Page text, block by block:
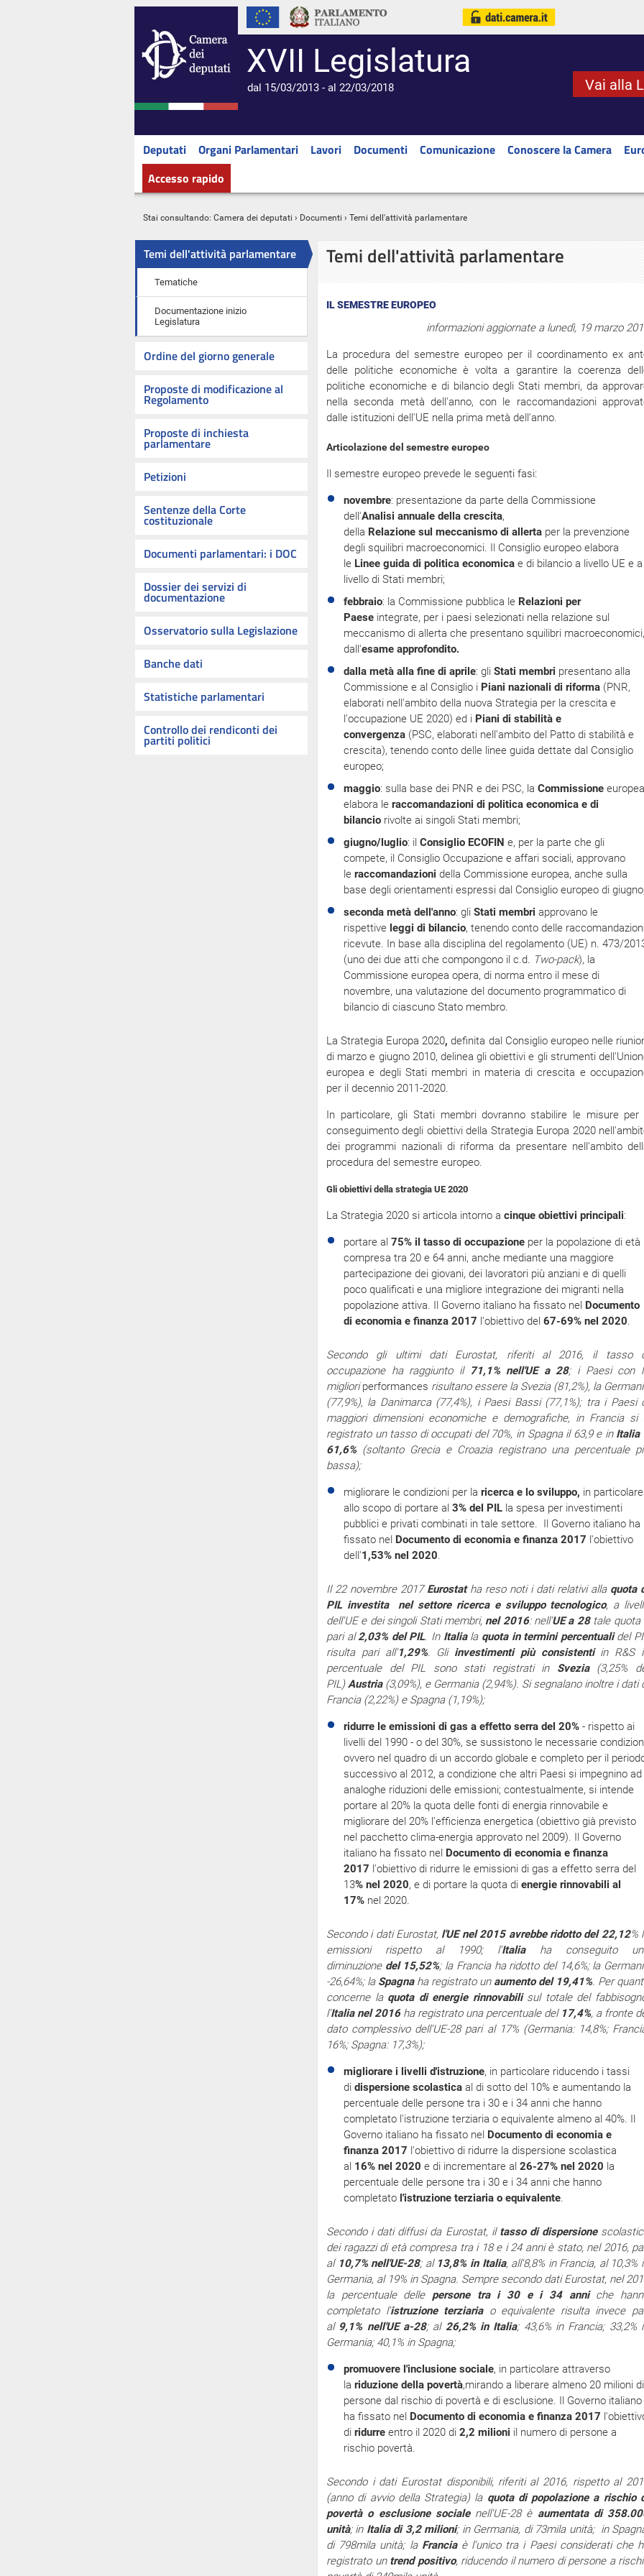
XVII Legislatura
dal 15/03/2013 - al 22/03/2018 Vai alla
Deputati Organi Parlamentari Lavori Documenti Comunicazione Conoscere la Camera
Accesso rapido
Stai consultando: Camera dei deputati › Documenti › Temi dell'attività parlamentare
Temi dell'attività parlamentare
Tematiche
Documentazione inizio
Legislatura
Ordine del giorno generale
Proposte di modificazione al
Regolamento
Proposte di inchiesta
parlamentare
Petizioni
Sentenze della Corte
costituzionale
Documenti parlamentari: i DOC
Dossier dei servizi di
documentazione
Osservatorio sulla Legislazione
Banche dati
Statistiche parlamentari
Controllo dei rendiconti dei
partiti politici
Temi dell'attività parlamentare
IL SEMESTRE EUROPEO
informazioni aggiornate a lunedì, 19 marzo
La procedura del semestre europeo per il coordinamento ex
delle politiche economiche è volta a garantire la coerenza
politiche economiche e di bilancio degli Stati membri, da
nella seconda metà dell'anno, con le raccomandazioni
dalle istituzioni dell'UE nella prima metà dell'anno.
Articolazione del semestre europeo
Il semestre europeo prevede le seguenti fasi:
novembre: presentazione da parte della Commissione
dell'Analisi annuale della crescita,
della Relazione sul meccanismo di allerta per la prevenzione
degli squilibri macroeconomici. Il Consiglio europeo elabora
le Linee guida di politica economica e di bilancio a livello UE e a
livello di Stati membri;
febbraio: la Commissione pubblica le Relazioni per
Paese integrate, per i paesi selezionati nella relazione sul
meccanismo di allerta che presentano squilibri macroeconomici,
dall'esame approfondito.
dalla metà alla fine di aprile: gli Stati membri presentano alla
Commissione e al Consiglio i Piani nazionali di riforma (PNR,
elaborati nell'ambito della nuova Strategia per la crescita e
l'occupazione UE 2020) ed i Piani di stabilità e
convergenza (PSC, elaborati nell'ambito del Patto di stabilità e
crescita), tenendo conto delle linee guida dettate dal Consiglio
europeo;
maggio: sulla base dei PNR e dei PSC, la Commissione europea
elabora le raccomandazioni di politica economica e di
bilancio rivolte ai singoli Stati membri;
giugno/luglio: il Consiglio ECOFIN e, per la parte che gli
compete, il Consiglio Occupazione e affari sociali, approvano
le raccomandazioni della Commissione europea, anche sulla
base degli orientamenti espressi dal Consiglio europeo di giugno;
seconda metà dell'anno: gli Stati membri approvano le
rispettive leggi di bilancio, tenendo conto delle
ricevute. In base alla disciplina del regolamento (UE) n. 473/
(uno dei due atti che compongono il c.d. Two-pack), la
Commissione europea opera, di norma entro il mese di
novembre, una valutazione del documento programmatico di
bilancio di ciascuno Stato membro.
La Strategia Europa 2020, definita dal Consiglio europeo nelle
di marzo e giugno 2010, delinea gli obiettivi e gli strumenti
europea e degli Stati membri in materia di crescita e
per il decennio 2011-2020.
In particolare, gli Stati membri dovranno stabilire le misure per
conseguimento degli obiettivi della Strategia Europa 2020
dei programmi nazionali di riforma da presentare nell'ambito
procedura del semestre europeo.
Gli obiettivi della strategia UE 2020
La Strategia 2020 si articola intorno a cinque obiettivi principali:
portare al 75% il tasso di occupazione per la popolazione di età
compresa tra 20 e 64 anni, anche mediante una maggiore
partecipazione dei giovani, dei lavoratori più anziani e di quelli
poco qualificati e una migliore integrazione dei migranti nella
popolazione attiva. Il Governo italiano ha fissato nel Documento
di economia e finanza 2017 l'obiettivo del 67-69% nel 2020.
Secondo gli ultimi dati Eurostat, riferiti al 2016, il tasso
occupazione ha raggiunto il 71,1% nell'UE a 28; i Paesi con
miglioriperformances risultano essere la Svezia (81,2%), la
(77,9%), la Danimarca (77,4%), i Paesi Bassi (77,1%); tra i Paesi
maggiori dimensioni economiche e demografiche, in Francia si
registrato un tasso di occupati del 70%, in Spagna il 63,9 e in Italia
61,6% (soltanto Grecia e Croazia registrano una percentuale
bassa);
migliorare le condizioni per la ricerca e lo sviluppo, in particolare
allo scopo di portare al 3% del PIL la spesa per investimenti
pubblici e privati combinati in tale settore. Il Governo italiano ha
fissato nel Documento di economia e finanza 2017 l'obiettivo
dell'1,53% nel 2020.
Il 22 novembre 2017 Eurostat ha reso noti i dati relativi alla quota
PIL investita nel settore ricerca e sviluppo tecnologico, a
dell'UE e dei singoli Stati membri, nel 2016: nell'UE a 28tale quota
pari al2,03% del PIL. In Italia la quota in termini percentualidel
risulta pari all'1,29%. Gli investimenti più consistentiin R&S
percentuale del PIL sono stati registrati in Svezia (3,25%
PIL) Austria (3,09%), e Germania (2,94%). Si segnalano inoltre i dati
Francia (2,22%) e Spagna (1,19%);
ridurre le emissioni di gas a effetto serra del 20% - rispetto ai
livelli del 1990 - o del 30%, se sussistono le necessarie
ovvero nel quadro di un accordo globale e completo per il
successivo al 2012, a condizione che altri Paesi si impegnino ad
analoghe riduzioni delle emissioni; contestualmente, si intende
portare al 20% la quota delle fonti di energia rinnovabile e
migliorare del 20% l'efficienza energetica (obiettivo già previsto
nel pacchetto clima-energia approvato nel 2009). Il Governo
italiano ha fissato nel Documento di economia e finanza
2017 l'obiettivo di ridurre le emissioni di gas a effetto serra del
13% nel 2020, e di portare la quota di energie rinnovabili al
17% nel 2020.
Secondo i dati Eurostat, l'UE nel 2015 avrebbe ridotto del 22,12%
emissioni rispetto al 1990; l'Italia ha conseguito
diminuzione del15,52%; la Francia ha ridotto del 14,6%; la
-26,64%; la Spagna ha registrato un aumento del 19,41%. Per
concerne la quota di energie rinnovabilisul totale del
l'Italia nel 2016 ha registrato una percentuale del 17,4%, a fronte
dato complessivo dell'UE-28 pari al 17% (Germania: 14,8%;
16%; Spagna: 17,3%);
migliorare i livelli d'istruzione, in particolare riducendo i tassi
di dispersione scolastica al di sotto del 10% e aumentando la
percentuale delle persone tra i 30 e i 34 anni che hanno
completato l'istruzione terziaria o equivalente almeno al 40%. Il
Governo italiano ha fissato nel Documento di economia e
finanza 2017 l'obiettivo di ridurre la dispersione scolastica
al 16% nel 2020 e di incrementare al 26-27% nel 2020 la
percentuale delle persone tra i 30 e i 34 anni che hanno
completato l'istruzione terziaria o equivalente.
Secondo i dati diffusi da Eurostat, il tasso di dispersione
dei ragazzi di età compresa tra i 18 e i 24 anni è stato, nel 2016,
al 10,7% nell'UE-28; al 13,8% in Italia, all'8,8% in Francia, al 10,3%
Germania, al 19% in Spagna. Sempre secondo dati Eurostat, nel
la percentuale delle persone tra i 30 e i 34 anni che
completato l'istruzione terziariao equivalente risulta invece
al 9,1% nell'UE a-28; al 26,2% in Italia; 43,6% in Francia; 33,2%
Germania; 40,1% in Spagna;
promuovere l'inclusione sociale, in particolare attraverso
la riduzione della povertà,mirando a liberare almeno 20 milioni di
persone dal rischio di povertà e di esclusione. Il Governo italiano
ha fissato nel Documento di economia e finanza 2017
di ridurre entro il 2020 di 2,2 milioni il numero di persone a
rischio povertà.
Secondo i dati Eurostat disponibili, riferiti al 2016, rispetto al
(anno di avvio della Strategia) la quota di popolazione a rischio
povertào esclusione socialenell'UE-28 è aumentata di
unità; in Italia di 3,2 milioni; in Germania, di 73mila unità; in
di 798mila unità; la Franciaè l'unico tra i Paesi considerati che
registrato untrend positivo, riducendo il numero di persone a